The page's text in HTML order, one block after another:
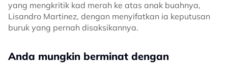
yang mengkritik kad merah ke atas anak buahnya,
Lisandro Martinez, dengan menyifatkan ia keputusan
buruk yang pernah disaksikannya.
Anda mungkin berminat dengan